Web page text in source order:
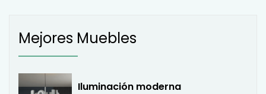
Mejores Muebles
Iluminación moderna